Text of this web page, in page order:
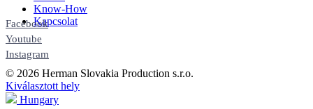
Know-How
Kapcsolat
Facebook
Youtube
Instagram
© 2026 Herman Slovakia Production s.r.o.
Kiválasztott hely
Hungary